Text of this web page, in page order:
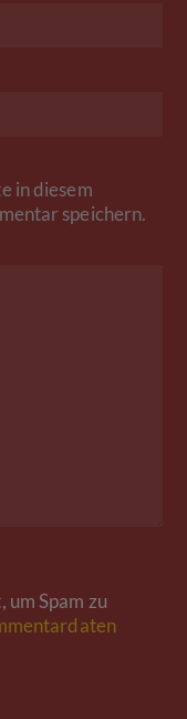
in diesem
speichern.
Spam zu